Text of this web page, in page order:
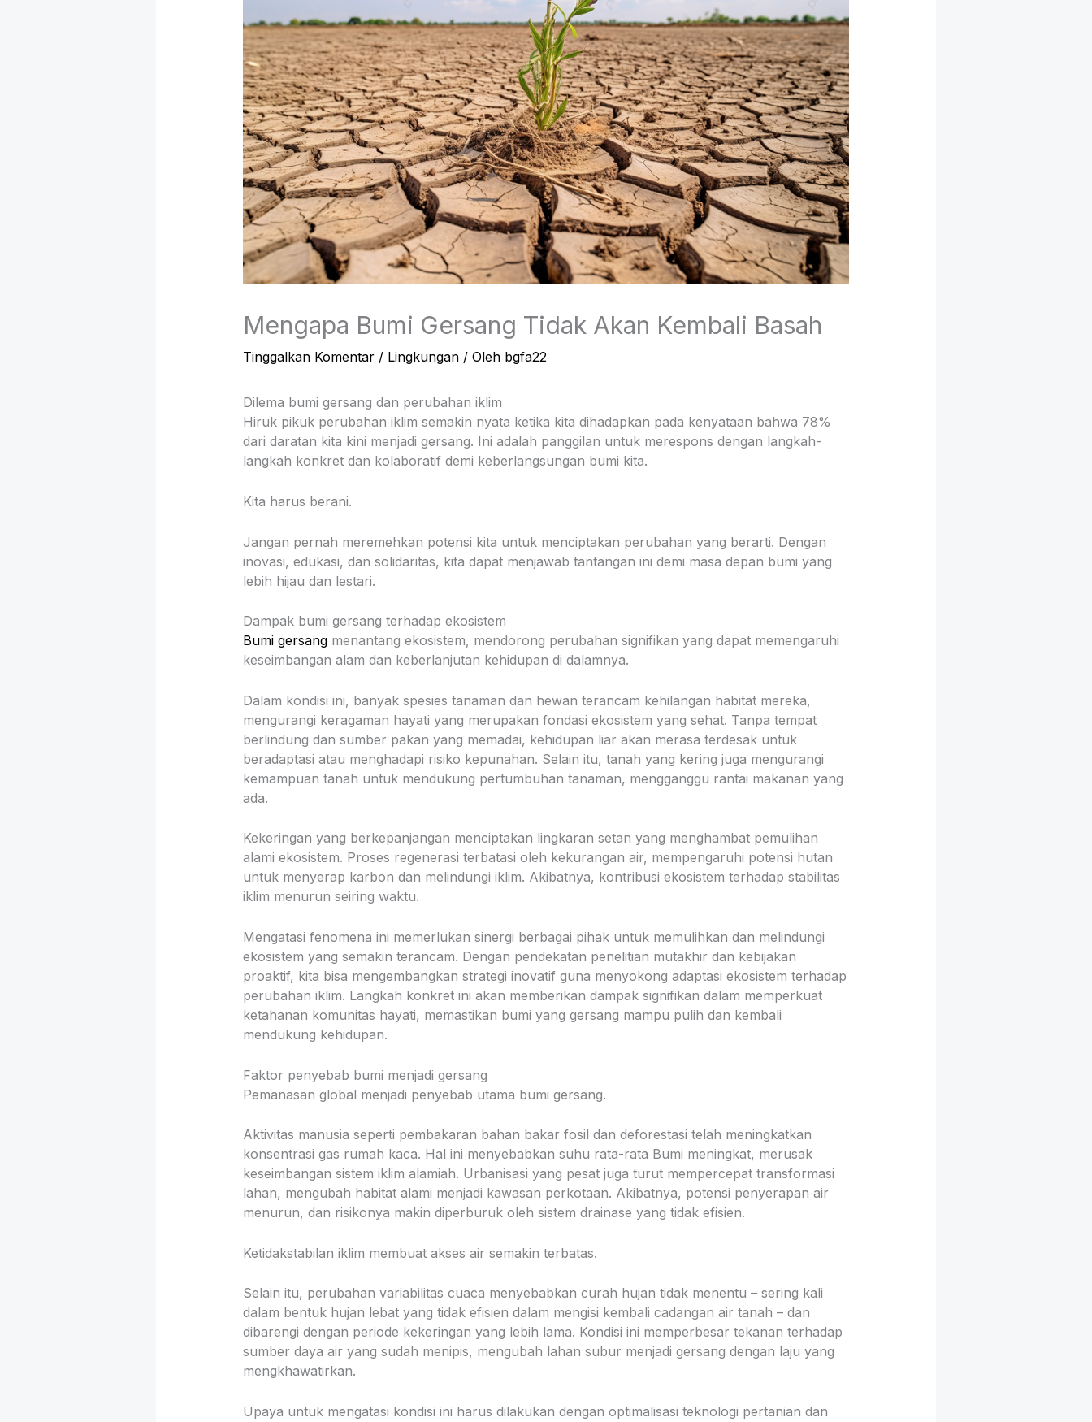
Mengapa Bumi Gersang Tidak Akan Kembali Basah
Tinggalkan Komentar / Lingkungan/ Oleh bgfa22
Dilema bumi gersang dan perubahan iklim
Hiruk pikuk perubahan iklim semakin nyata ketika kita dihadapkan pada kenyataan bahwa 78%
dari daratan kita kini menjadi gersang. Ini adalah panggilan untuk merespons dengan langkah-
langkah konkret dan kolaboratif demi keberlangsungan bumi kita.
Kita harus berani.
Jangan pernah meremehkan potensi kita untuk menciptakan perubahan yang berarti. Dengan
inovasi, edukasi, dan solidaritas, kita dapat menjawab tantangan ini demi masa depan bumi yang
lebih hijau dan lestari.
Dampak bumi gersang terhadap ekosistem
Bumi gersangmenantang ekosistem, mendorong perubahan signifikan yang dapat memengaruhi
keseimbangan alam dan keberlanjutan kehidupan di dalamnya.
Dalam kondisi ini, banyak spesies tanaman dan hewan terancam kehilangan habitat mereka,
mengurangi keragaman hayati yang merupakan fondasi ekosistem yang sehat. Tanpa tempat
berlindung dan sumber pakan yang memadai, kehidupan liar akan merasa terdesak untuk
beradaptasi atau menghadapi risiko kepunahan. Selain itu, tanah yang kering juga mengurangi
kemampuan tanah untuk mendukung pertumbuhan tanaman, mengganggu rantai makanan yang
ada.
Kekeringan yang berkepanjangan menciptakan lingkaran setan yang menghambat pemulihan
alami ekosistem. Proses regenerasi terbatasi oleh kekurangan air, mempengaruhi potensi hutan
untuk menyerap karbon dan melindungi iklim. Akibatnya, kontribusi ekosistem terhadap stabilitas
iklim menurun seiring waktu.
Mengatasi fenomena ini memerlukan sinergi berbagai pihak untuk memulihkan dan melindungi
ekosistem yang semakin terancam. Dengan pendekatan penelitian mutakhir dan kebijakan
proaktif, kita bisa mengembangkan strategi inovatif guna menyokong adaptasi ekosistem terhadap
perubahan iklim. Langkah konkret ini akan memberikan dampak signifikan dalam memperkuat
ketahanan komunitas hayati, memastikan bumi yang gersang mampu pulih dan kembali
mendukung kehidupan.
Faktor penyebab bumi menjadi gersang
Pemanasan global menjadi penyebab utama bumi gersang.
Aktivitas manusia seperti pembakaran bahan bakar fosil dan deforestasi telah meningkatkan
konsentrasi gas rumah kaca. Hal ini menyebabkan suhu rata-rata Bumi meningkat, merusak
keseimbangan sistem iklim alamiah. Urbanisasi yang pesat juga turut mempercepat transformasi
lahan, mengubah habitat alami menjadi kawasan perkotaan. Akibatnya, potensi penyerapan air
menurun, dan risikonya makin diperburuk oleh sistem drainase yang tidak efisien.
Ketidakstabilan iklim membuat akses air semakin terbatas.
Selain itu, perubahan variabilitas cuaca menyebabkan curah hujan tidak menentu – sering kali
dalam bentuk hujan lebat yang tidak efisien dalam mengisi kembali cadangan air tanah – dan
dibarengi dengan periode kekeringan yang lebih lama. Kondisi ini memperbesar tekanan terhadap
sumber daya air yang sudah menipis, mengubah lahan subur menjadi gersang dengan laju yang
mengkhawatirkan.
Upaya untuk mengatasi kondisi ini harus dilakukan dengan optimalisasi teknologi pertanian dan